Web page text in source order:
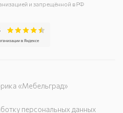
и запрещённой в РФ
«Мебельград»
персональных данных